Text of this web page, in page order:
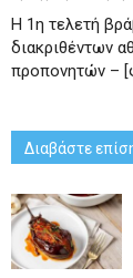
Η 1η τελετή
διακριθέντων
προπονητών –
Διαβάστε